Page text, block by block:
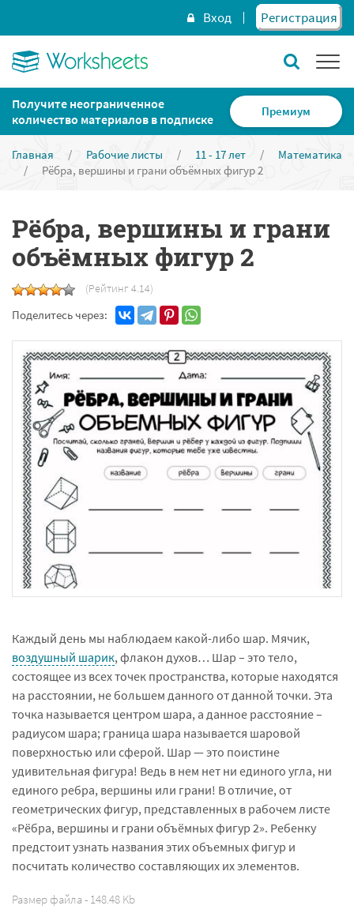
Вход Регистрация
Получите неограниченное
количество материалов в подписке
Премиум
Главная / Рабочие листы / 11 - 17 лет /
Математика
/
Рёбра, вершины и грани объёмных фигур 2
Рёбра, вершины и грани
объёмных фигур 2
(Рейтинг 4.14)
Поделитесь через:
Каждый день мы наблюдаем какой-либо шар. Мячик,
воздушный шарик, флакон духов… Шар – это тело,
состоящее из всех точек пространства, которые находятся
на расстоянии, не большем данного от данной точки. Эта
точка называется центром шара, а данное расстояние –
радиусом шара; граница шара называется шаровой
поверхностью или сферой. Шар — это поистине
удивительная фигура! Ведь в нем нет ни единого угла, ни
единого ребра, вершины или грани! В отличие, от
геометрических фигур, представленных в рабочем листе
«Рёбра, вершины и грани объёмных фигур 2». Ребенку
предстоит узнать названия этих объемных фигур и
посчитать количество составляющих их элементов.
Размер файла - 148.48 Kb